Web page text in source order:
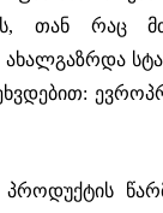
თან რაც
ახალგაზრდა
პროდუქტის